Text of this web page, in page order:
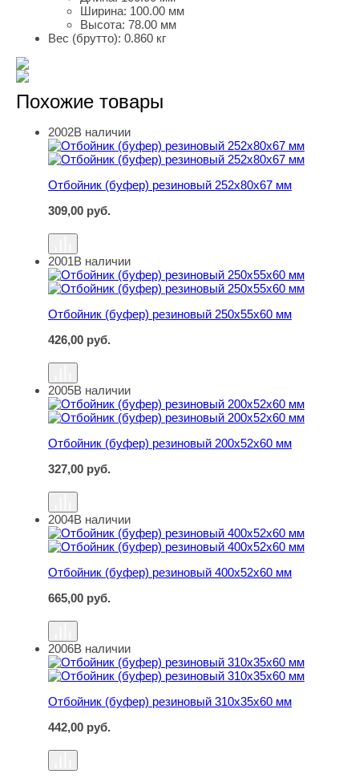
Ширина: 100.00 мм
Высота: 78.00 мм
Вес (брутто): 0.860 кг
Похожие товары
Отбойник (буфер) резиновый 252х80х67 мм
2002В наличии
Отбойник (буфер) резиновый 252х80х67 мм
309,00 руб.
Отбойник (буфер) резиновый 250х55х60 мм
2001В наличии
Отбойник (буфер) резиновый 250х55х60 мм
426,00 руб.
Отбойник (буфер) резиновый 200х52х60 мм
2005В наличии
Отбойник (буфер) резиновый 200х52х60 мм
327,00 руб.
Отбойник (буфер) резиновый 400х52х60 мм
2004В наличии
Отбойник (буфер) резиновый 400х52х60 мм
665,00 руб.
Отбойник (буфер) резиновый 310х35х60 мм
2006В наличии
Отбойник (буфер) резиновый 310х35х60 мм
442,00 руб.